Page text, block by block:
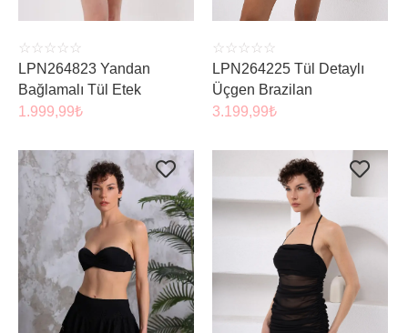
☆ ☆ ☆ ☆ ☆
LPN264823 Yandan
Bağlamalı Tül Etek
1.999,99₺
☆ ☆ ☆ ☆ ☆
LPN264225 Tül Detaylı
Üçgen Brazilan
3.199,99₺
ÜRÜNÜ İNCELE ÜRÜNÜ İNCELE